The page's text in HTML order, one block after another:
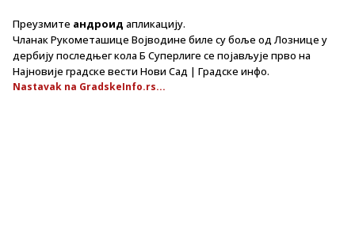
Преузмите андроид апликацију.
Чланак Рукометашице Војводине биле су боље од Лознице у
дербију последњег кола Б Суперлиге се појављује прво на
Најновије градске вести Нови Сад | Градске инфо.
Nastavak na GradskeInfo.rs...